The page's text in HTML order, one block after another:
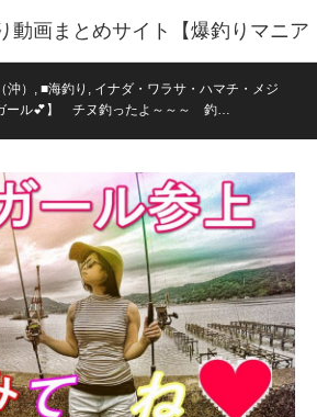
動画まとめサイト【爆釣りマニア
） , ■海釣り , イナダ・ワラサ・ハマチ・メジ
ガール💕】 チヌ釣ったよ～～～ 釣…